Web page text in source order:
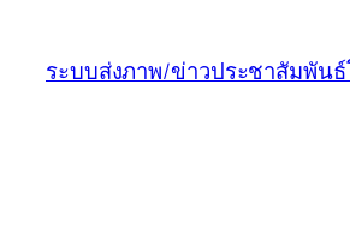
ระบบส่งภาพ/ข่าวประชาสัมพันธ์